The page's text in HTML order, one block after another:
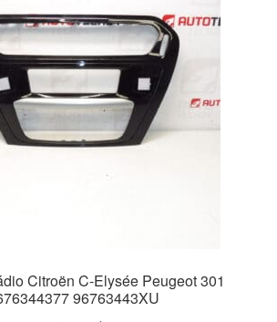
Citroën C-Elysée Peugeot 301
96763443XU